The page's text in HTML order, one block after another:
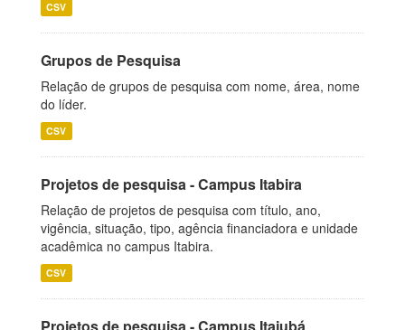
CSV
Grupos de Pesquisa
Relação de grupos de pesquisa com nome, área, nome
do líder.
CSV
Projetos de pesquisa - Campus Itabira
Relação de projetos de pesquisa com título, ano,
vigência, situação, tipo, agência financiadora e unidade
acadêmica no campus Itabira.
CSV